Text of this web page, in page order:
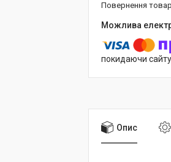
повернення
покидаючи
Опис